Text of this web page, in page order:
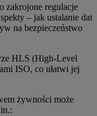
zakrojone regulacje
– jak ustalanie dat
na bezpieczeństwo
HLS (High-Level
ISO, co ułatwi jej
żywności może